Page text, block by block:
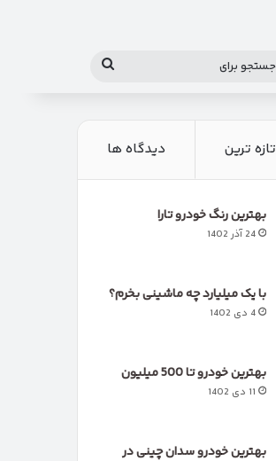
جستجو
تازه ترین دیدگاه ها
بهترین رنگ خودرو تارا
24 آذر 1402
با یک میلیارد چه ماشینی بخرم؟
4 دی 1402
بهترین خودرو تا 500 میلیون
11 دی 1402
بهترین خودرو سدان چینی در